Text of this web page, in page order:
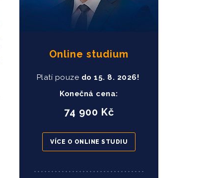
Online studium
Platí pouze do 15. 8. 2026!
Konečná cena:
74 900 Kč
VÍCE O ONLINE STUDIU